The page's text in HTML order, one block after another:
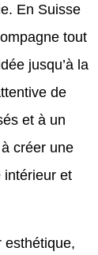
En Suisse
tout
jusqu’à la
de
et à un
créer une
intérieur et
esthétique,